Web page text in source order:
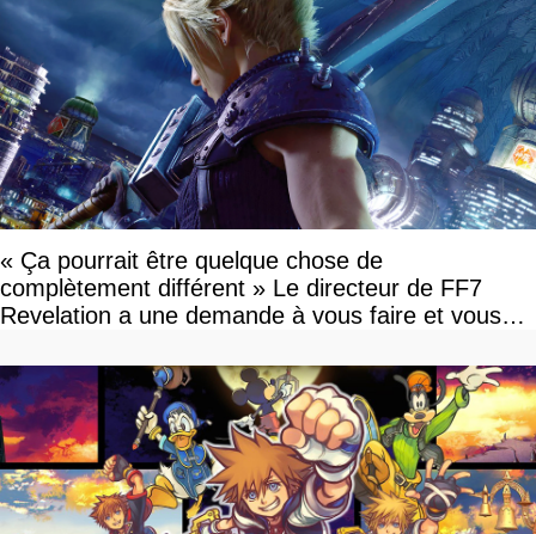
« Ça pourrait être quelque chose de
complètement différent » Le directeur de FF7
Revelation a une demande à vous faire et vous